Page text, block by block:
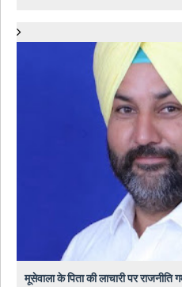
मूसेवाला के पिता की लाचारी पर राजनीति